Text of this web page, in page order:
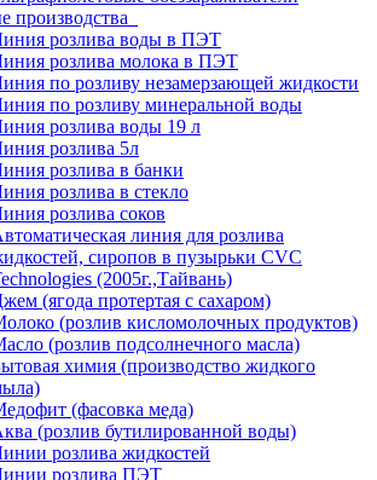
производства
розлива воды в ПЭТ
розлива молока в ПЭТ
по розливу незамерзающей жидкости
по розливу минеральной воды
розлива воды 19 л
розлива 5л
розлива в банки
розлива в стекло
розлива соков
линия для розлива
сиропов в пузырьки CVC
(2005г.,Тайвань)
(ягода протертая с сахаром)
(розлив кисломолочных продуктов)
(розлив подсолнечного масла)
химия (производство жидкого
(фасовка меда)
(розлив бутилированной воды)
розлива жидкостей
розлива ПЭТ